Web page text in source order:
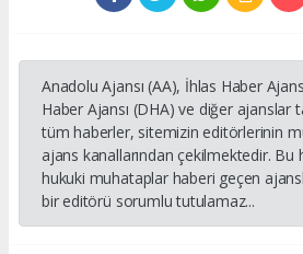
Anadolu Ajansı (AA), İhlas Haber
Haber Ajansı (DHA) ve diğer ajanslar
tüm haberler, sitemizin editörlerinin
ajans kanallarından çekilmektedir. Bu
hukuki muhataplar haberi geçen
bir editörü sorumlu tutulamaz...